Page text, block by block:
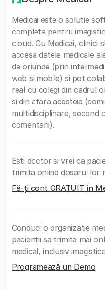
Medicai este o solutie
completa pentru
cloud. Cu Medicai, clinici
accesa datele medicale
de oriunde (prin
web si mobile) si pot
real cu colegi din cadrul
si din afara acesteia
multidisciplinare, second
comentarii).
Esti doctor si vrei ca
trimita online dosarul lor
Fă-ți cont GRATUIT în
Conduci o organizatie
pacientii sa trimita mai
medical, inclusiv
Programează un Demo